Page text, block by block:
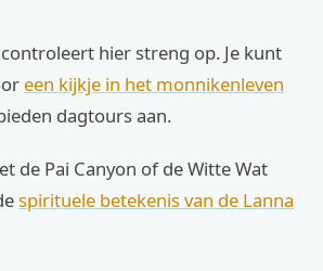
hier streng op. Je kunt
een kijkje in het monnikenleven
dagtours aan.
de Pai Canyon of de Witte Wat
spirituele betekenis van de Lanna